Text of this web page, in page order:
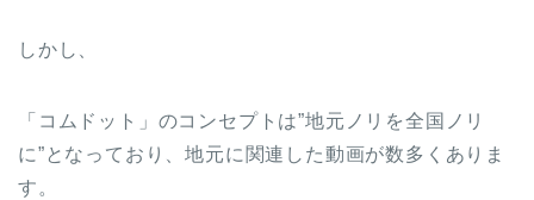
しかし、
「コムドット」のコンセプトは”地元ノリを全国ノリ
に”となっており、地元に関連した動画が数多くありま
す。